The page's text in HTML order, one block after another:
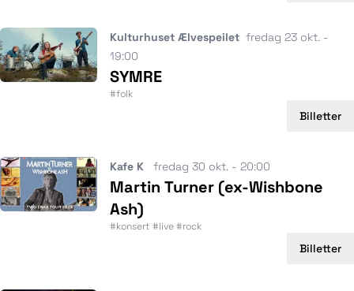
Kulturhuset Ælvespeilet fredag 23 okt. -
19:00
SYMRE
#folk
Billetter
Kafe K fredag 30 okt. - 20:00
Martin Turner (ex-Wishbone
Ash)
#konsert #live #rock
Billetter